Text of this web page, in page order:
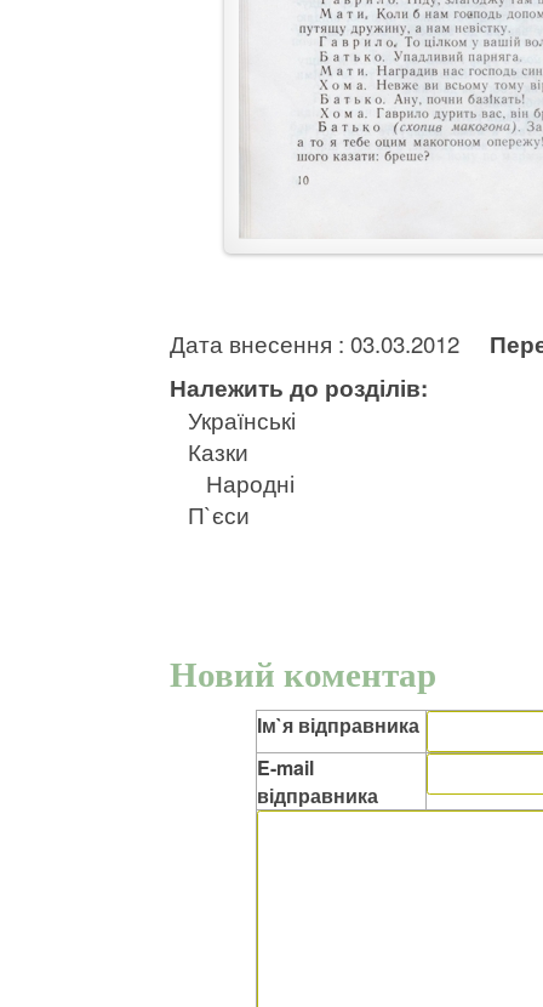
Дата внесення : 03.03.2012
Належить до розділів:
Українські
Казки
Народні
П`єси
Новий коментар
Ім`я відправника
E-mail
відправника